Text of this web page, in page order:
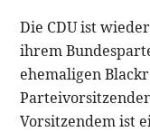
Die CDU ist
ihrem
ehemaligen
Vorsitzendem ist